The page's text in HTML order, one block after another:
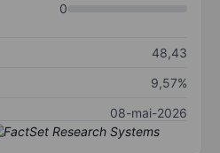
0
48,43
9,57%
08-mai-2026